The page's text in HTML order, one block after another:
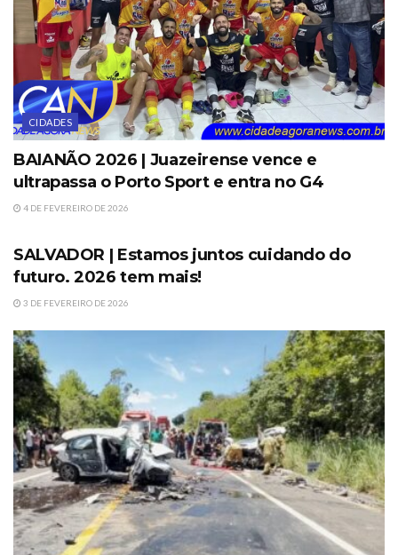
CIDADES
BAIANÃO 2026 | Juazeirense vence e
ultrapassa o Porto Sport e entra no G4
4 DE FEVEREIRO DE 2026
SALVADOR | Estamos juntos cuidando do
futuro. 2026 tem mais!
3 DE FEVEREIRO DE 2026